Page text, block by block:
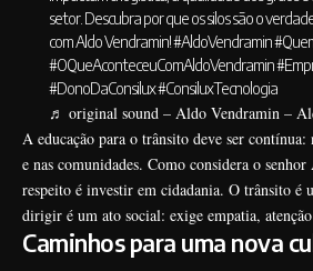
setor. Descubra por que os silos são o
com Aldo Vendramin!#AldoVendramin
#OQueAconteceuComAldoVendramin
#DonoDaConsilux#ConsiluxTecnologia
♬ original sound – Aldo Vendramin –
A educação para o trânsito deve ser contínua:
e nas comunidades. Como considera o
respeito é investir em cidadania. O trânsito é
dirigir é um ato social: exige empatia,
Caminhos para uma nova